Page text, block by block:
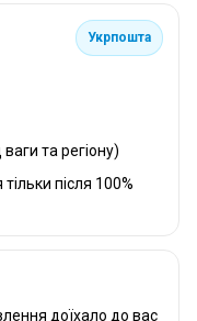
Укрпошта
та регіону)
після 100%
доїхало до вас